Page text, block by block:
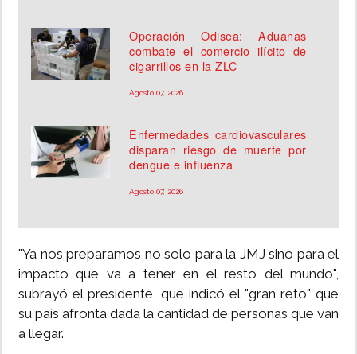
Operación Odisea: Aduanas
combate el comercio ilícito de
cigarrillos en la ZLC
Agosto 07, 2026
Enfermedades cardiovasculares
disparan riesgo de muerte por
dengue e influenza
Agosto 07, 2026
"Ya nos preparamos no solo para la JMJ sino para el
impacto que va a tener en el resto del mundo",
subrayó el presidente, que indicó el "gran reto" que
su país afronta dada la cantidad de personas que van
a llegar.